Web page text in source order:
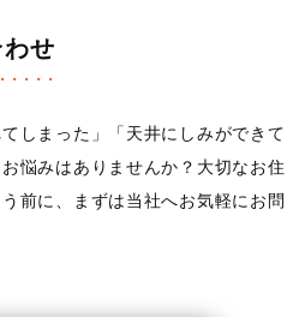
わせ
しまった」「天井にしみができて
悩みはありませんか？大切なお住
前に、まずは当社へお気軽にお問